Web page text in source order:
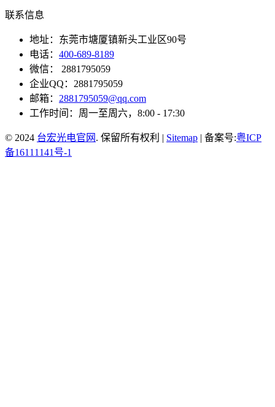
联系信息
地址：东莞市塘厦镇新头工业区90号
电话： 400-689-8189
微信： 2881795059
企业QQ：2881795059
邮箱： 2881795059@qq.com
工作时间：周一至周六，8:00 - 17:30
© 2024 台宏光电官网 . 保留所有权利 | Sitemap | 备案号:粤ICP
备16111141号-1